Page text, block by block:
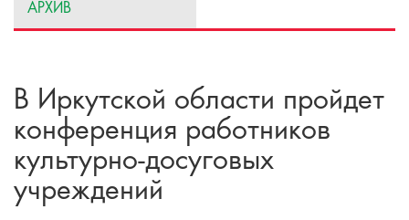
АРХИВ
В Иркутской области пройдет
конференция работников
культурно-досуговых
учреждений